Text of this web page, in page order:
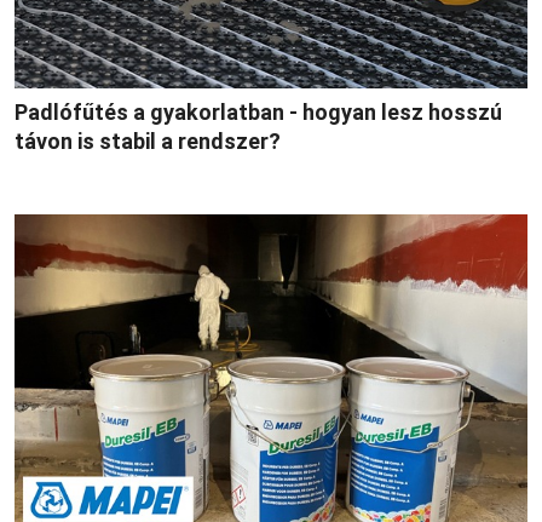
Padlófűtés a gyakorlatban - hogyan lesz hosszú
távon is stabil a rendszer?